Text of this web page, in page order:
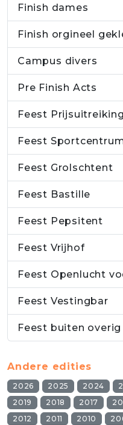
Finish dames
Finish orgineel
Campus divers
Pre Finish Acts
Feest Prijsuitreiking
Feest
Feest Grolschtent
Feest Bastille
Feest Pepsitent
Feest Vrijhof
Feest Openlucht
Feest Vestingbar
Feest buiten overig
Andere edities
2026 2025 2024
2019
2018 2017
2012
2011 2010